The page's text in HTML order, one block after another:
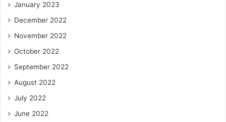
January 2023
December 2022
November 2022
October 2022
September 2022
August 2022
July 2022
June 2022